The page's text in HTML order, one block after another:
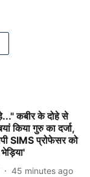
कबीर के दोहे से
किया गुरु का दर्जा,
SIMS प्रोफेसर को
45 minutes ago